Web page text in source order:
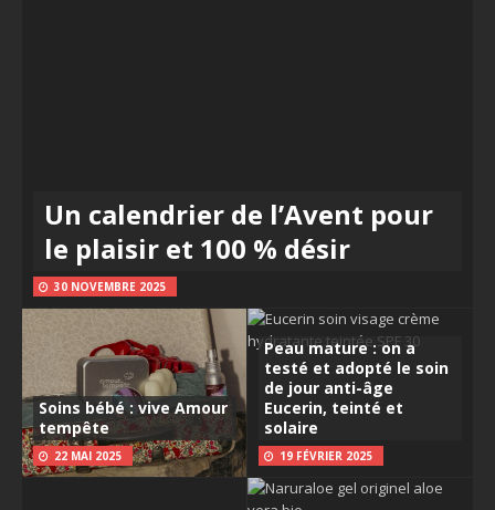
Un calendrier de l’Avent pour
le plaisir et 100 % désir
30 NOVEMBRE 2025
Soins bébé : vive Amour
tempête
22 MAI 2025
Peau mature : on a
testé et adopté le soin
de jour anti-âge
Eucerin, teinté et
solaire
19 FÉVRIER 2025